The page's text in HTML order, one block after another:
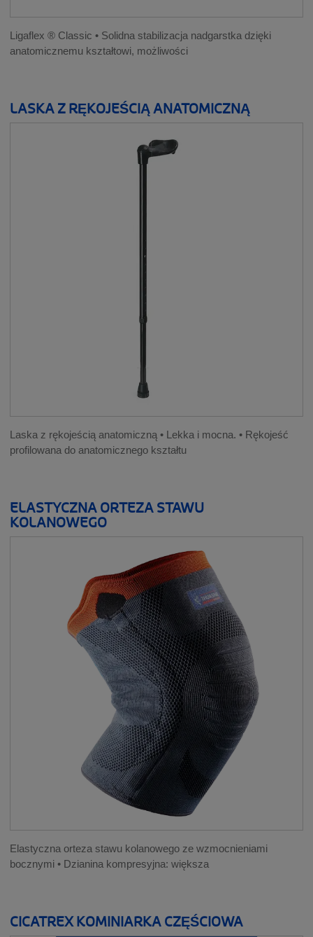
Ligaflex ® Classic • Solidna stabilizacja nadgarstka dzięki
anatomicznemu kształtowi, możliwości
LASKA Z RĘKOJEŚCIĄ ANATOMICZNĄ
Laska z rękojeścią anatomiczną • Lekka i mocna. • Rękojeść
profilowana do anatomicznego kształtu
ELASTYCZNA ORTEZA STAWU
KOLANOWEGO
Elastyczna orteza stawu kolanowego ze wzmocnieniami
bocznymi • Dzianina kompresyjna: większa
CICATREX KOMINIARKA CZĘŚCIOWA